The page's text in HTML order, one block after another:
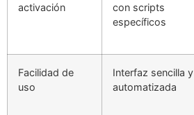
activación
con scripts
específicos
Facilidad de
uso
Interfaz sencilla y
automatizada